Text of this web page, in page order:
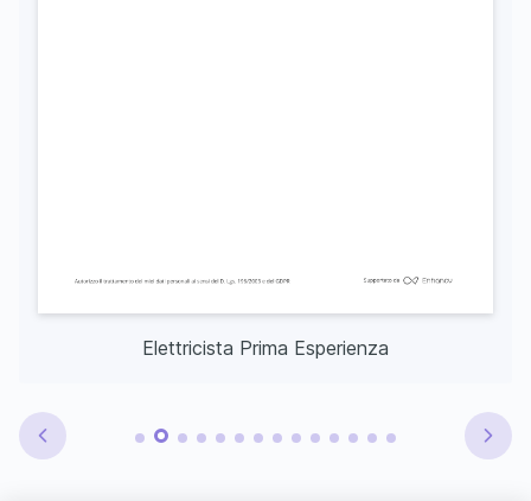
Elettricista Prima Esperienza